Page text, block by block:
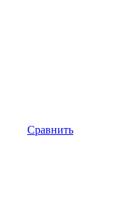
Сравнить